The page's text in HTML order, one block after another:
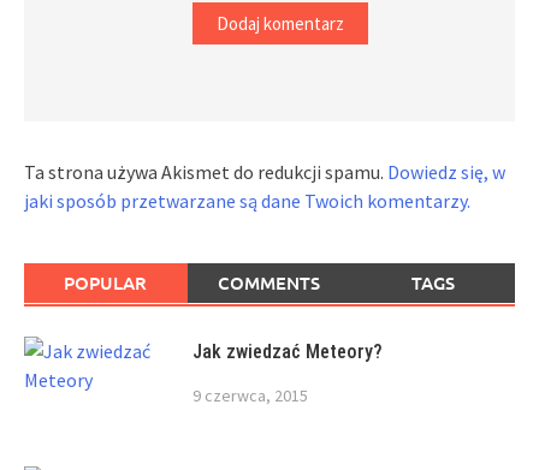
Ta strona używa Akismet do redukcji spamu. Dowiedz się, w
jaki sposób przetwarzane są dane Twoich komentarzy.
POPULAR COMMENTS TAGS
Jak zwiedzać Meteory?
9 czerwca, 2015